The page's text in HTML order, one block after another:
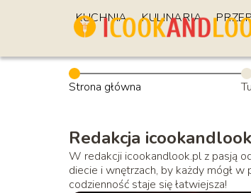
KUCHNIA KULINARIA
Strona główna
Redakcja
W redakcji icookandlook.pl z pasją
diecie i wnętrzach, by każdy mógł
codzienność staje się łatwiejsza!